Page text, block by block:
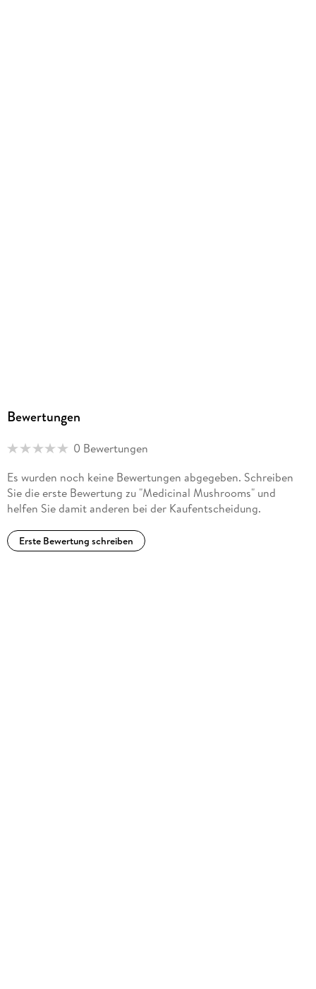
Bewertungen
0 Bewertungen
Es wurden noch keine Bewertungen abgegeben. Schreiben
Sie die erste Bewertung zu "Medicinal Mushrooms" und
helfen Sie damit anderen bei der Kaufentscheidung.
Erste Bewertung schreiben